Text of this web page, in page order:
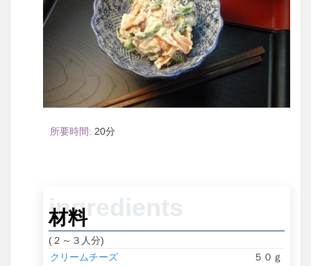
20
材料
(２～３人分)
クリームチーズ
５０ｇ